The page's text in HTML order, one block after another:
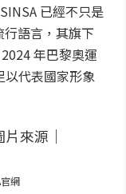
已經不只是
語言，其旗下
年巴黎奧運
以代表國家形象
網